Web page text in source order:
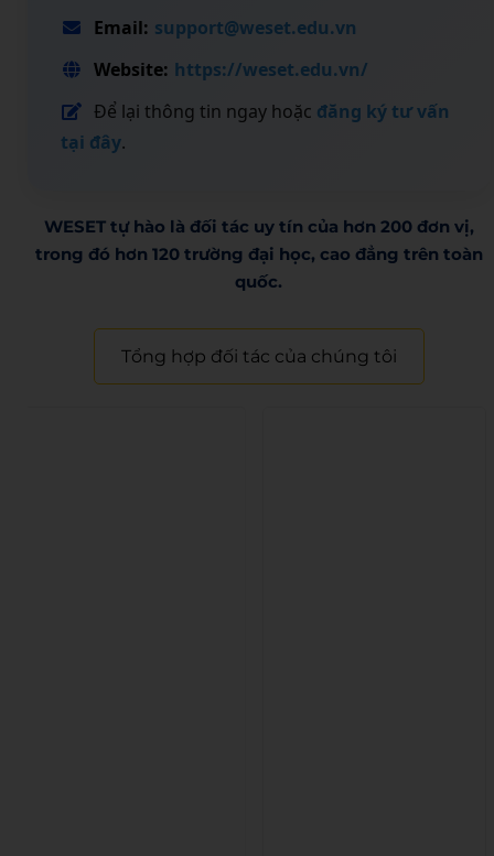
Email: support@weset.edu.vn
Website: https://weset.edu.vn/
Để lại thông tin ngay hoặc đăng ký tư vấn
tại đây.
WESET tự hào là đối tác uy tín của hơn 200 đơn vị,
trong đó hơn 120 trường đại học, cao đẳng trên toàn
quốc.​
Tổng hợp đối tác của chúng tôi